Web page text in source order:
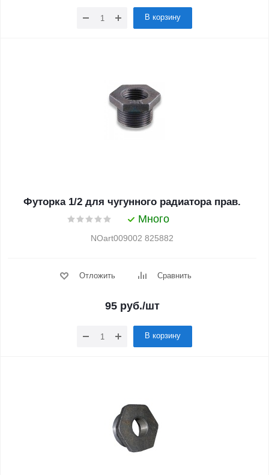
В корзину
Футорка 1/2 для чугунного радиатора прав.
Много
NOart009002 825882
Отложить Сравнить
95 руб./шт
В корзину